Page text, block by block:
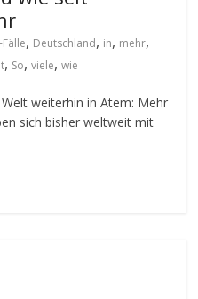
, Deutschland, in, mehr,
, So,viele,wie
weiterhin in Atem: Mehr
sich bisher weltweit mit